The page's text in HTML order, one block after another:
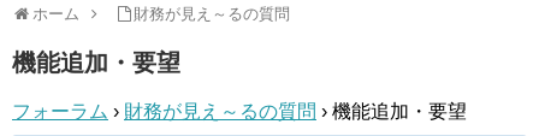
ホーム 財務が見え～るの質問
機能追加・要望
フォーラム › 財務が見え～るの質問 › 機能追加・要望